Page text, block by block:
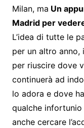
Milan, ma Un
Madrid per
L’idea di tutte le
per un altro
per riuscire dove
continuerà ad
lo adora e dove
qualche
anche cercare